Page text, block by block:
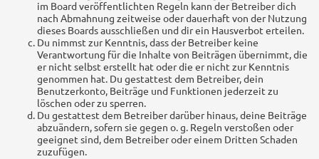
im Board veröffentlichten Regeln kann der Betreiber dich
nach Abmahnung zeitweise oder dauerhaft von der Nutzung
dieses Boards ausschließen und dir ein Hausverbot erteilen.
Du nimmst zur Kenntnis, dass der Betreiber keine
Verantwortung für die Inhalte von Beiträgen übernimmt, die
er nicht selbst erstellt hat oder die er nicht zur Kenntnis
genommen hat. Du gestattest dem Betreiber, dein
Benutzerkonto, Beiträge und Funktionen jederzeit zu
löschen oder zu sperren.
Du gestattest dem Betreiber darüber hinaus, deine Beiträge
abzuändern, sofern sie gegen o. g. Regeln verstoßen oder
geeignet sind, dem Betreiber oder einem Dritten Schaden
zuzufügen.